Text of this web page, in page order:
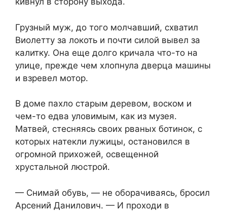
Грузный муж, до того молчавший, схватил
Виолетту за локоть и почти силой вывел за
калитку. Она еще долго кричала что-то на
улице, прежде чем хлопнула дверца машины
и взревел мотор.
В доме пахло старым деревом, воском и
чем-то едва уловимым, как из музея.
Матвей, стесняясь своих рваных ботинок, с
которых натекли лужицы, остановился в
огромной прихожей, освещенной
хрустальной люстрой.
— Снимай обувь, — не оборачиваясь, бросил
Арсений Данилович. — И проходи в